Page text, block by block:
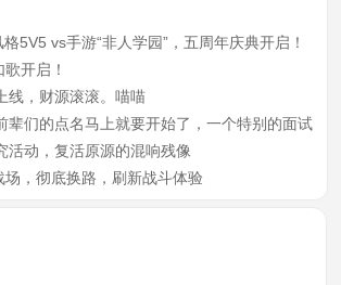
5V5 vs手游“非人学园”，五周年庆典开启！
开启！
线，财源滚滚。喵喵
辈们的点名马上就要开始了，一个特别的面试
活动，复活原源的混响残像
场，彻底换路，刷新战斗体验